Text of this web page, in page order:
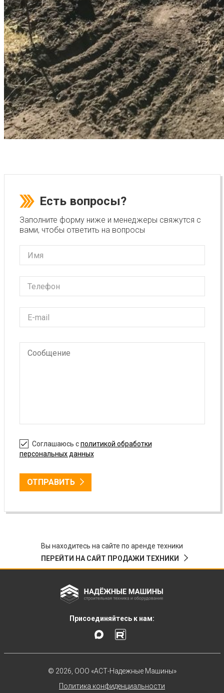
Есть вопросы?
Заполните форму ниже и менеджеры свяжутся с
вами, чтобы ответить на вопросы
Соглашаюсь сполитикой обработки
персональных данных
ОТПРАВИТЬ
Вы находитесь на сайте по аренде техники
ПЕРЕЙТИ НА САЙТ ПРОДАЖИ ТЕХНИКИ
Присоединяйтесь к нам:
© 2026, ООО «АСТ-Надежные Машины»
Политика конфиденциальности